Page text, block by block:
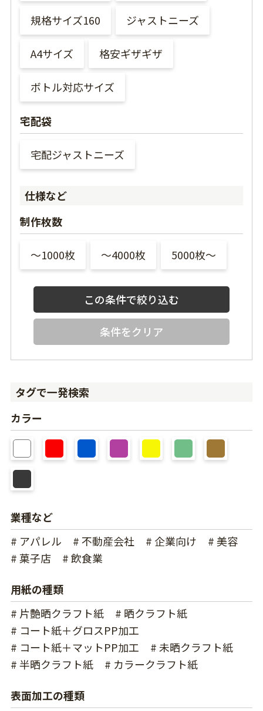
規格サイズ160 ジャストニーズ
A4サイズ 格安ギザギザ
ボトル対応サイズ
宅配袋
宅配ジャストニーズ
仕様など
制作枚数
〜1000枚 〜4000枚 5000枚〜
条件をクリア
タグで一発検索
カラー
業種など
# アパレル
# 不動産会社 # 企業向け
# 美容
# 菓子店
# 飲食業
用紙の種類
# 片艶晒クラフト紙
# 晒クラフト紙
# コート紙＋グロスPP加工
# コート紙＋マットPP加工
# 未晒クラフト紙
# 半晒クラフト紙
# カラークラフト紙
表面加工の種類